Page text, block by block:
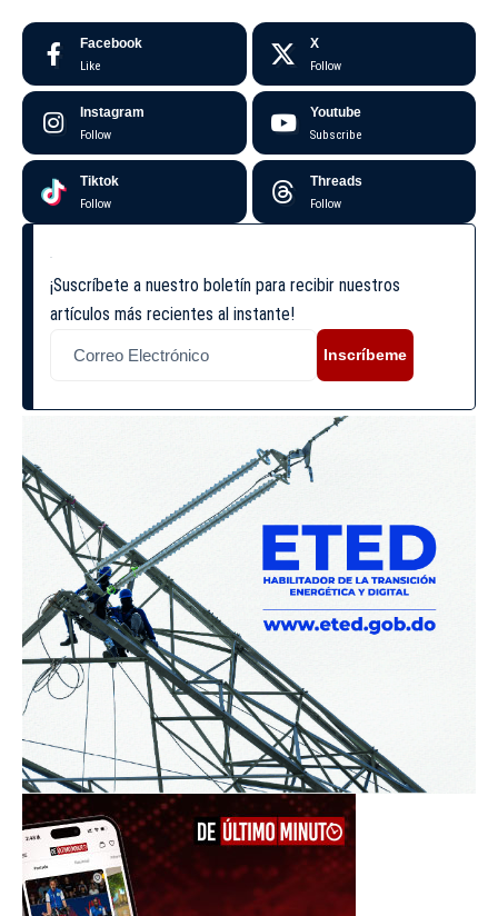
Facebook
Like
X
Follow
Instagram
Follow
Youtube
Subscribe
Tiktok
Follow
Threads
Follow
¡Suscríbete a nuestro boletín para recibir nuestros
artículos más recientes al instante!
Inscríbeme